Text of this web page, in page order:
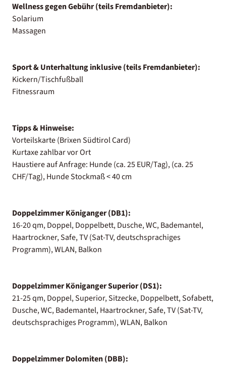
Wellness gegen Gebühr (teils Fremdanbieter):
Solarium
Massagen
Sport & Unterhaltung inklusive (teils Fremdanbieter):
Kickern/Tischfußball
Fitnessraum
Tipps & Hinweise:
Vorteilskarte (Brixen Südtirol Card)
Kurtaxe zahlbar vor Ort
Haustiere auf Anfrage: Hunde (ca. 25 EUR/Tag), (ca. 25
CHF/Tag), Hunde Stockmaß < 40 cm
Doppelzimmer Königanger (DB1):
16-20 qm, Doppel, Doppelbett, Dusche, WC, Bademantel,
Haartrockner, Safe, TV (Sat-TV, deutschsprachiges
Programm), WLAN, Balkon
Doppelzimmer Königanger Superior (DS1):
21-25 qm, Doppel, Superior, Sitzecke, Doppelbett, Sofabett,
Dusche, WC, Bademantel, Haartrockner, Safe, TV (Sat-TV,
deutschsprachiges Programm), WLAN, Balkon
Doppelzimmer Dolomiten (DBB):